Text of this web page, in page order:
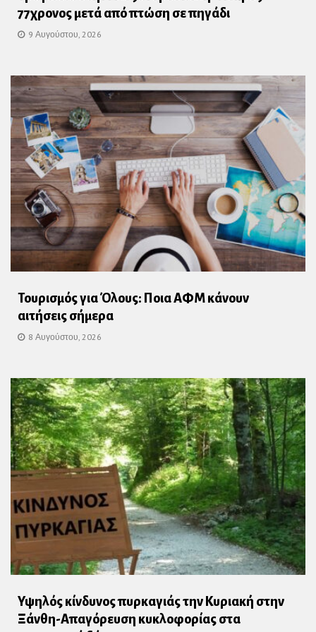
77χρονος μετά από πτώση σε πηγάδι
9 Αυγούστου, 2026
Τουρισμός για Όλους: Ποια ΑΦΜ κάνουν
αιτήσεις σήμερα
8 Αυγούστου, 2026
Υψηλός κίνδυνος πυρκαγιάς την Κυριακή στην
Ξάνθη-Απαγόρευση κυκλοφορίας στα